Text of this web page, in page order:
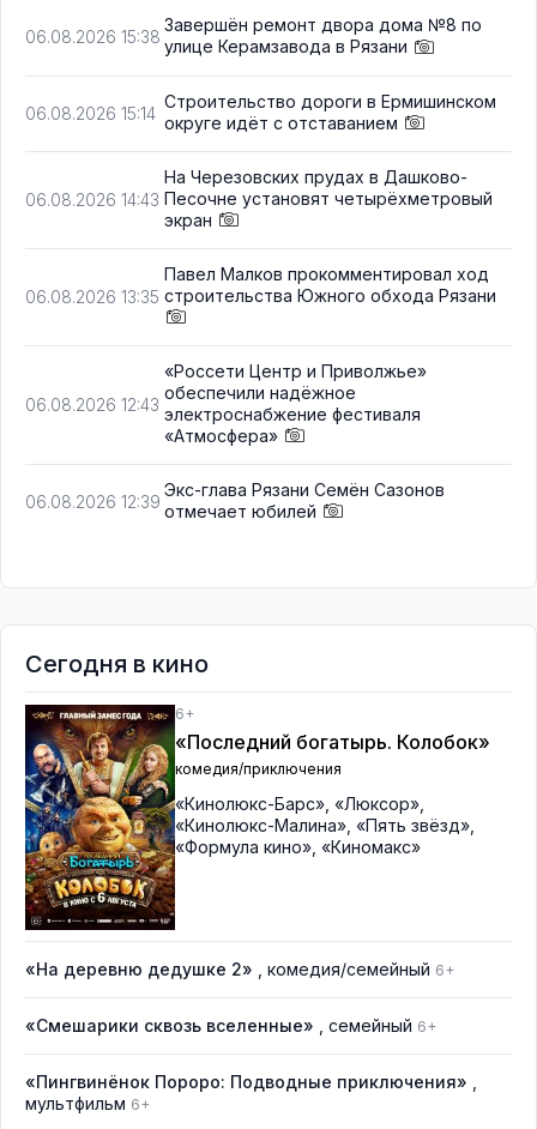
06.08.2026 15:38
Завершён ремонт двора дома №8 по
улице Керамзавода в Рязани
06.08.2026 15:14
Строительство дороги в Ермишинском
округе идёт с отставанием
06.08.2026 14:43
На Черезовских прудах в Дашково-
Песочне установят четырёхметровый
экран
06.08.2026 13:35
Павел Малков прокомментировал ход
строительства Южного обхода Рязани
06.08.2026 12:43
«Россети Центр и Приволжье»
обеспечили надёжное
электроснабжение фестиваля
«Атмосфера»
06.08.2026 12:39
Экс-глава Рязани Семён Сазонов
отмечает юбилей
Сегодня в кино
6+
«Последний богатырь. Колобок»
комедия/приключения
«Кинолюкс-Барс» «Люксор»
«Кинолюкс-Малина» «Пять звёзд»
«Формула кино» «Киномакс»
«На деревню дедушке 2» , комедия/семейный 6+
«Смешарики сквозь вселенные» , семейный 6+
«Пингвинёнок Пороро: Подводные приключения»
мультфильм 6+